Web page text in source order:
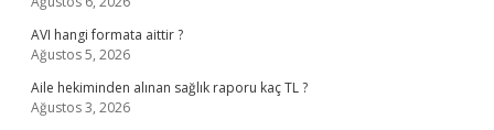
AVI hangi formata aittir ?
Ağustos 5, 2026
Aile hekiminden alınan sağlık raporu kaç TL ?
Ağustos 3, 2026